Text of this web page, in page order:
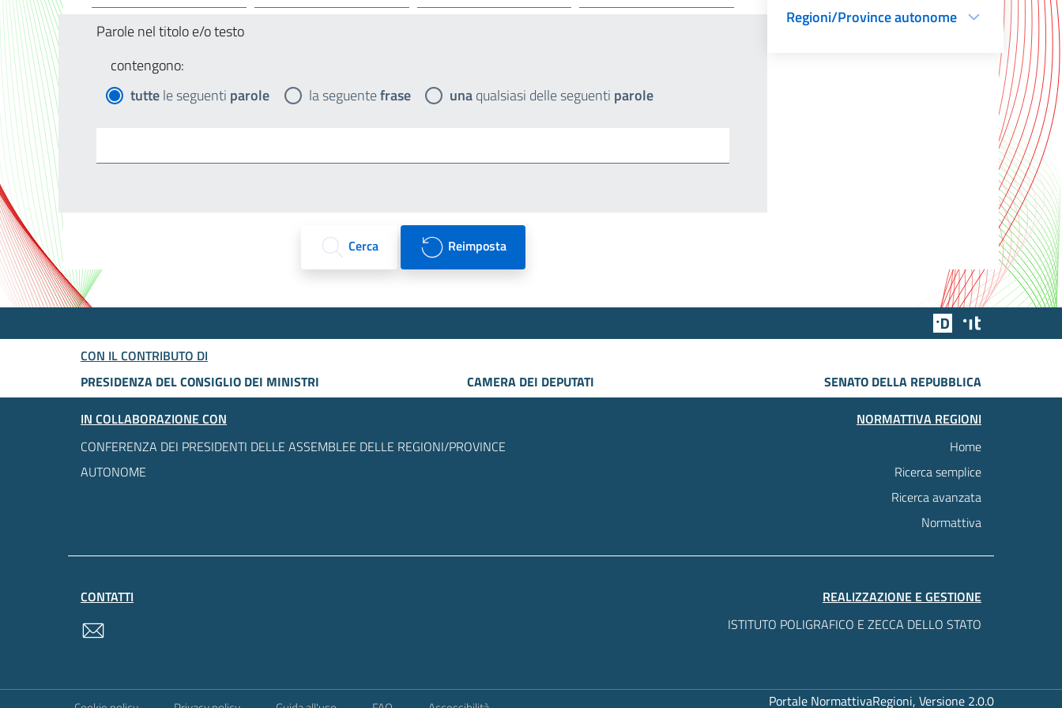
Parole nel titolo e/o testo
contengono:
tuttele seguenti parole la seguentefrase unaqualsiasi delle seguenti parole
Cerca Reimposta
Regioni/Province autonome
Team Digitale
CON IL CONTRIBUTO DI
PRESIDENZA DEL CONSIGLIO DEI MINISTRI
CAMERA DEI DEPUTATI
SENATO DELLA REPUBBLICA
IN COLLABORAZIONE CON
CONFERENZA DEI PRESIDENTI DELLE ASSEMBLEE DELLE REGIONI/PROVINCE
AUTONOME
NORMATTIVA REGIONI
Home
Ricerca semplice
Ricerca avanzata
Normattiva
CONTATTI
REALIZZAZIONE E GESTIONE
ISTITUTO POLIGRAFICO E ZECCA DELLO STATO
Portale NormattivaRegioni, Versione 2.0.0